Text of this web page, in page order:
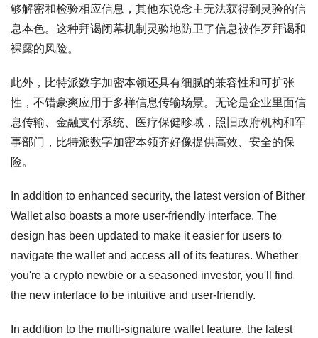
够解密和检验相应信息，其他东说念主无法获得到灵验的信
息本色。这种拜谒闭幕机制灵验地防卫了信息被作歹拜谒和
裸露的风险。
此外，比特派数字加密本领还具有细腻的兼容性和可扩张
性，不错豪爽应用于多样信息传输场景。无论是企业里面信
息传输、金融支付系统、医疗保健畛域，照旧政府机构和军
事部门，比特派数字加密本领齐好像提供高效、安全的保
险。
In addition to enhanced security, the latest version of Bither
Wallet also boasts a more user-friendly interface. The
design has been updated to make it easier for users to
navigate the wallet and access all of its features. Whether
you're a crypto newbie or a seasoned investor, you'll find
the new interface to be intuitive and user-friendly.
In addition to the multi-signature wallet feature, the latest